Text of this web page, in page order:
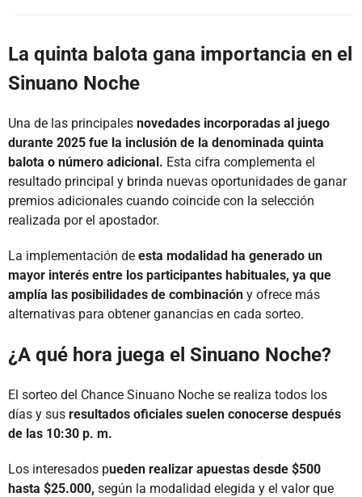
La quinta balota gana importancia en el
Sinuano Noche
Una de las principales novedades incorporadas al juego
durante 2025 fue la inclusión de la denominada quinta
balota o número adicional. Esta cifra complementa el
resultado principal y brinda nuevas oportunidades de ganar
premios adicionales cuando coincide con la selección
realizada por el apostador.
La implementación de esta modalidad ha generado un
mayor interés entre los participantes habituales, ya que
amplía las posibilidades de combinación y ofrece más
alternativas para obtener ganancias en cada sorteo.
¿A qué hora juega el Sinuano Noche?
El sorteo del Chance Sinuano Noche se realiza todos los
días y sus resultados oficiales suelen conocerse después
de las 10:30 p. m.
Los interesados pueden realizar apuestas desde $500
hasta $25.000, según la modalidad elegida y el valor que